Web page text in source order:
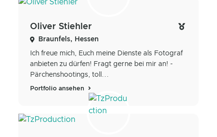
Oliver Stiehler
Braunfels, Hessen
Ich freue mich, Euch meine Dienste als Fotograf
anbieten zu dürfen! Fragt gerne bei mir an! -
Pärchenshootings, toll...
Portfolio ansehen